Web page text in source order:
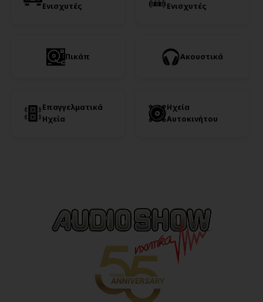
Ενισχυτές
Ενισχυτές
Πικάπ Ακουστικά
Επαγγελματικά
Ηχεία
Ηχεία
Αυτοκινήτου